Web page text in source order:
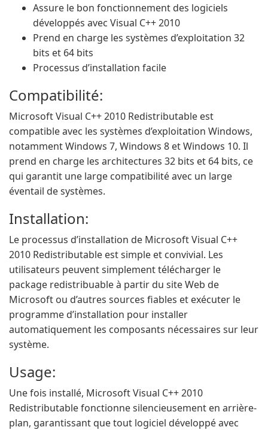
Assure le bon fonctionnement des logiciels
développés avec Visual C++ 2010
Prend en charge les systèmes d’exploitation 32
bits et 64 bits
Processus d’installation facile
Compatibilité:
Microsoft Visual C++ 2010 Redistributable est
compatible avec les systèmes d’exploitation Windows,
notamment Windows 7, Windows 8 et Windows 10. Il
prend en charge les architectures 32 bits et 64 bits, ce
qui garantit une large compatibilité avec un large
éventail de systèmes.
Installation:
Le processus d’installation de Microsoft Visual C++
2010 Redistributable est simple et convivial. Les
utilisateurs peuvent simplement télécharger le
package redistribuable à partir du site Web de
Microsoft ou d’autres sources fiables et exécuter le
programme d’installation pour installer
automatiquement les composants nécessaires sur leur
système.
Usage:
Une fois installé, Microsoft Visual C++ 2010
Redistributable fonctionne silencieusement en arrière-
plan, garantissant que tout logiciel développé avec